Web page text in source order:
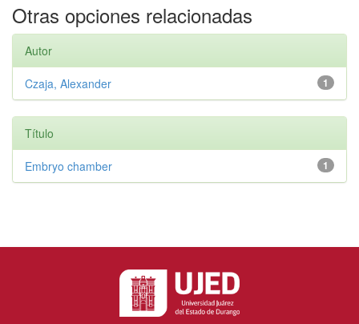
Otras opciones relacionadas
Autor
1
Czaja, Alexander
Título
1
Embryo chamber